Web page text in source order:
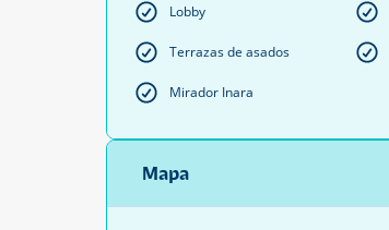
Lobby
Terrazas de asados
Mirador Inara
Mapa